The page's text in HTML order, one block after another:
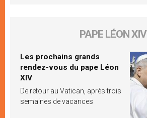
PAPE LÉON XIV
Les prochains grands
rendez-vous du pape Léon
XIV
De retour au Vatican, après trois
semaines de vacances